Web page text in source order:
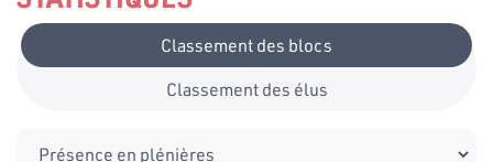
Classement des blocs
Classement des élus